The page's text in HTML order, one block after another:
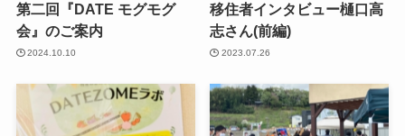
第二回『DATE モグモグ
会』のご案内
2024.10.10
移住者インタビュー樋口高
志さん(前編)
2023.07.26